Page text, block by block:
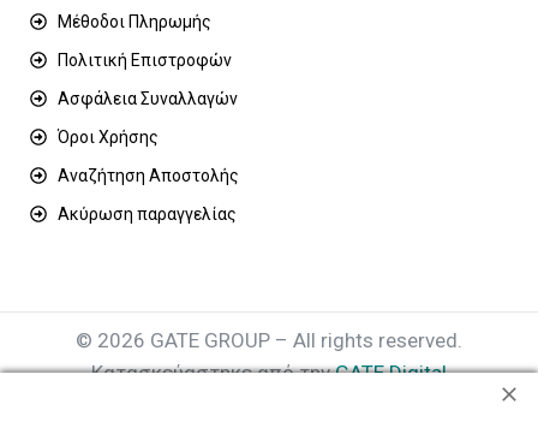
Μέθοδοι Πληρωμής
Πολιτική Επιστροφών
Ασφάλεια Συναλλαγών
Όροι Χρήσης
Αναζήτηση Αποστολής
Ακύρωση παραγγελίας
© 2026 GATE GROUP – All rights reserved.
Κατασκεύαστηκε από τηνGATE Digital